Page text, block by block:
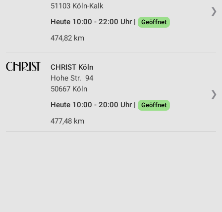
❯
51103 Köln-Kalk
Heute 10:00 - 22:00 Uhr |
Geöffnet
474,82 km
❯
CHRIST Köln
Hohe Str. 94
50667 Köln
Heute 10:00 - 20:00 Uhr |
Geöffnet
477,48 km